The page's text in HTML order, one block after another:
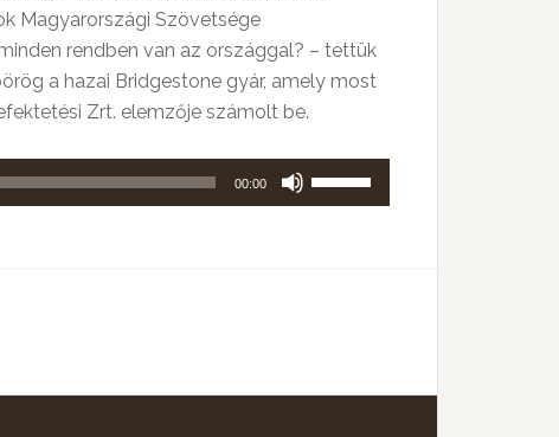
Magyarországi Szövetsége
rendben van az országgal? – tettük
a hazai Bridgestone gyár, amely most
Zrt. elemzője számolt be.
00:00
hangerő
illetőleg